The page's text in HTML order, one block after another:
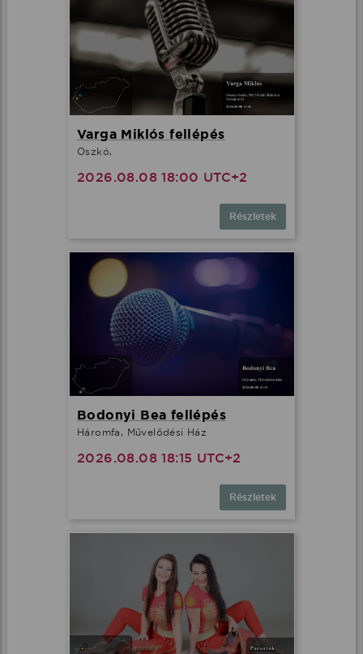
Varga Miklós fellépés
Oszkó,
2026.08.08 18:00 UTC+2
Részletek
Bodonyi Bea fellépés
Háromfa, Művelődési Ház
2026.08.08 18:15 UTC+2
Részletek